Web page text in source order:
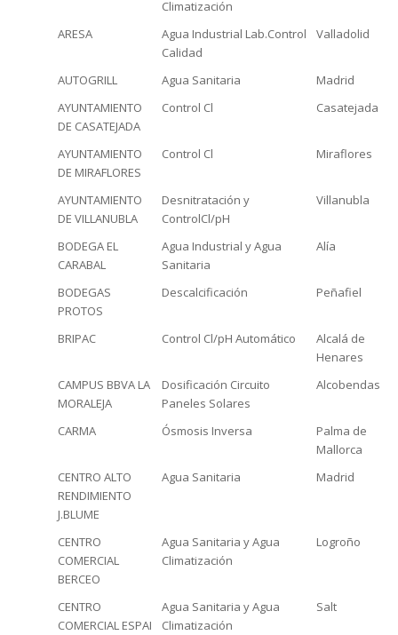
Climatización
ARESA
Agua Industrial Lab.Control
Calidad
Valladolid
AUTOGRILL Agua Sanitaria
Madrid
AYUNTAMIENTO
DE CASATEJADA
Control Cl Casatejada
AYUNTAMIENTO
DE MIRAFLORES
Control Cl Miraflores
AYUNTAMIENTO
DE VILLANUBLA
Desnitratación y
ControlCl/pH
Villanubla
BODEGA EL
CARABAL
Agua Industrial y Agua
Sanitaria
Alía
BODEGAS
PROTOS
Descalcificación Peñafiel
BRIPAC Control Cl/pH Automático
Alcalá de
Henares
CAMPUS BBVA LA
MORALEJA
Dosificación Circuito
Paneles Solares
Alcobendas
CARMA Ósmosis Inversa
Palma de
Mallorca
CENTRO ALTO
RENDIMIENTO
J.BLUME
Agua Sanitaria Madrid
CENTRO
COMERCIAL
BERCEO
Agua Sanitaria y Agua
Climatización
Logroño
CENTRO
COMERCIAL ESPAI
Agua Sanitaria y Agua
Climatización
Salt